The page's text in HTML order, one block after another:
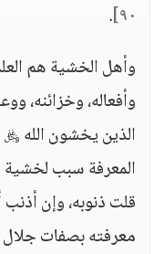
٩٠] .
وأهل الخشية هم
وأفعاله، وخزائنه،
الذين يخشون الله ﷿
المعرفة سبب لخشية
قلت ذنوبه، وإن
معرفته بصفات جلال